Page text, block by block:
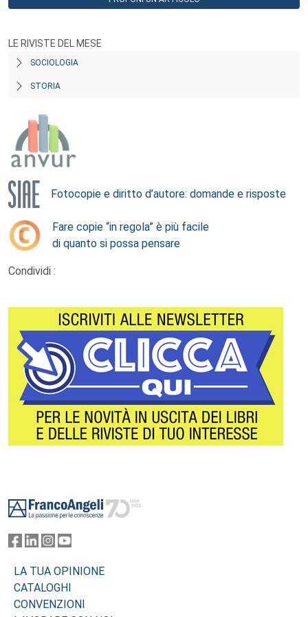
LE RIVISTE DEL MESE
SOCIOLOGIA
STORIA
Fotocopie e diritto d’autore: domande e risposte
Fare copie “in regola” è più facile
di quanto si possa pensare
Condividi :
LA TUA OPINIONE
CATALOGHI
CONVENZIONI